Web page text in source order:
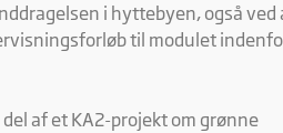
i hyttebyen, også ved
til modulet
af et KA2-projekt om grønne